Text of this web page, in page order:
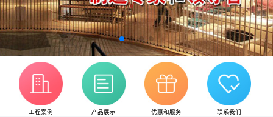
工程案例 产品展示 优惠和服务 联系我们